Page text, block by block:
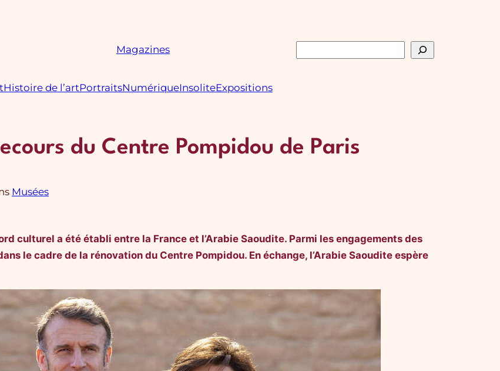
Magazines Rechercher
Histoire de l’artPortraitsNumériqueInsoliteExpositions
du Centre Pompidou de Paris
Musées
culturel a été établi entre la France et l’Arabie Saoudite. Parmi les engagements des
le cadre de la rénovation du Centre Pompidou. En échange, l’Arabie Saoudite espère